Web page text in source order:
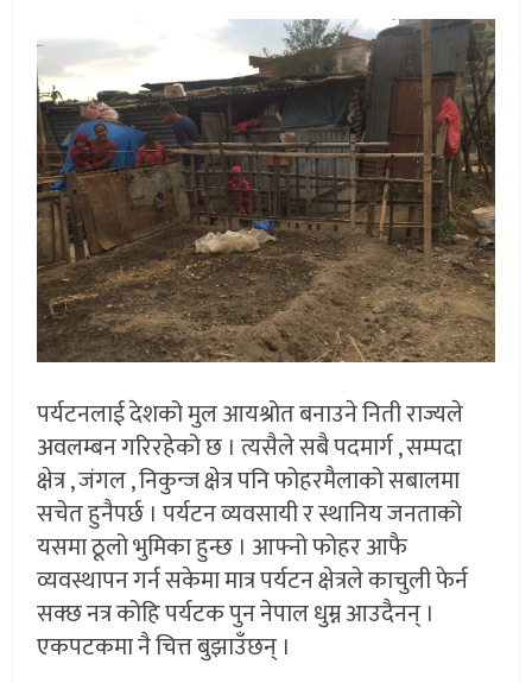
पर्यटनलाई देशको मुल आयश्रोत बनाउने निती राज्यले
अवलम्बन गरिरहेको छ । त्यसैले सबै पदमार्ग , सम्पदा
क्षेत्र , जंगल , निकुन्ज क्षेत्र पनि फोहरमैलाको सबालमा
सचेत हुनैपर्छ । पर्यटन व्यवसायी र स्थानिय जनताको
यसमा ठूलो भुमिका हुन्छ । आफ्नो फोहर आफै
व्यवस्थापन गर्न सकेमा मात्र पर्यटन क्षेत्रले काचुली फेर्न
सक्छ नत्र कोहि पर्यटक पुन नेपाल धुम्न आउदैनन् ।
एकपटकमा नै चित्त बुझाउँछन् ।